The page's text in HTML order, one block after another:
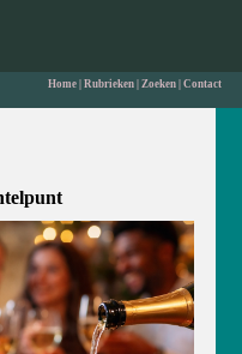
Home| Rubrieken| Zoeken| Contact